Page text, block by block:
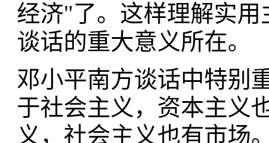
经济"了。这样理解实
谈话的重大意义所在。
邓小平南方谈话中特别
于社会主义，资本主义
义，社会主义也有市场